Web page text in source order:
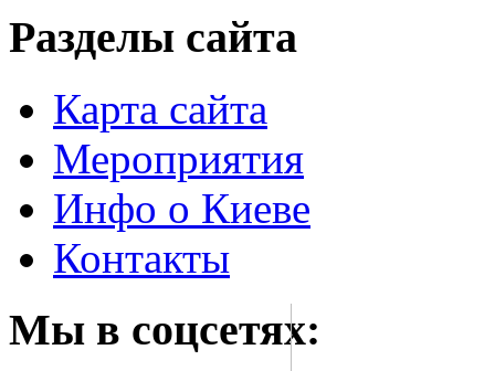
Разделы сайта
Карта сайта
Мероприятия
Инфо о Киеве
Контакты
Мы в соцсетях: